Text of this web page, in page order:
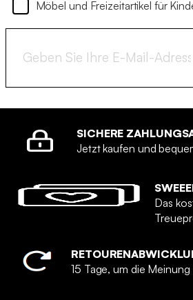
Möbel und Freizeitartikel für
SICHERE
Jetzt kaufen und
Das
15 Tage, um die